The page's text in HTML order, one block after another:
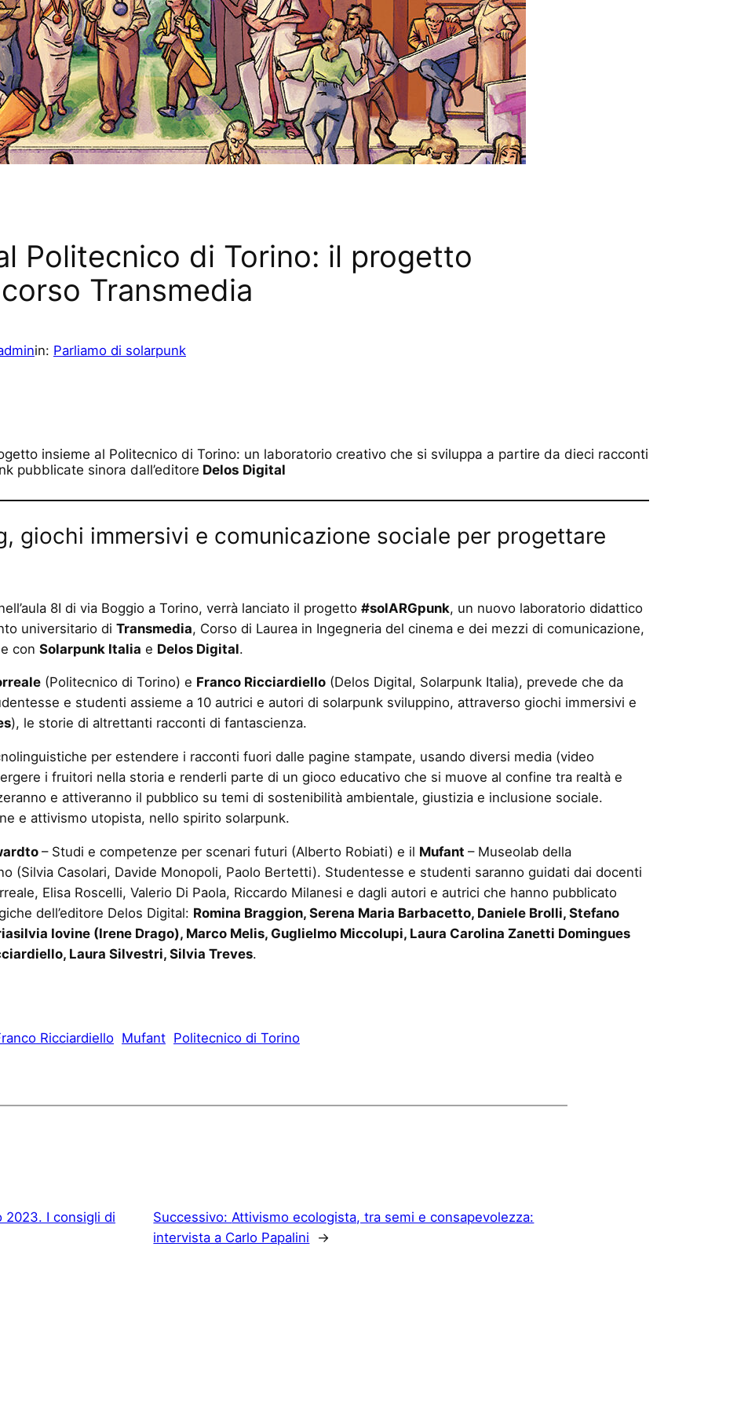
Politecnico di Torino: il progetto
Transmedia
in: Parliamo di solarpunk
insieme al Politecnico di Torino: un laboratorio creativo che si sviluppa a partire da dieci racconti
pubblicate sinora dall’editore Delos Digital
giochi immersivi e comunicazione sociale per progettare
8I di via Boggio a Torino, verrà lanciato il progetto #solARGpunk, un nuovo laboratorio didattico
universitario di Transmedia, Corso di Laurea in Ingegneria del cinema e dei mezzi di comunicazione,
con Solarpunk Italia e Delos Digital.
(Politecnico di Torino) e Franco Ricciardiello (Delos Digital, Solarpunk Italia), prevede che da
e studenti assieme a 10 autrici e autori di solarpunk sviluppino, attraverso giochi immersivi e
), le storie di altrettanti racconti di fantascienza.
per estendere i racconti fuori dalle pagine stampate, usando diversi media (video
i fruitori nella storia e renderli parte di un gioco educativo che si muove al confine tra realtà e
e attiveranno il pubblico su temi di sostenibilità ambientale, giustizia e inclusione sociale.
e attivismo utopista, nello spirito solarpunk.
– Studi e competenze per scenari futuri (Alberto Robiati) e il Mufant – Museolab della
(Silvia Casolari, Davide Monopoli, Paolo Bertetti). Studentesse e studenti saranno guidati dai docenti
Elisa Roscelli, Valerio Di Paola, Riccardo Milanesi e dagli autori e autrici che hanno pubblicato
dell’editore Delos Digital: Romina Braggion, Serena Maria Barbacetto, Daniele Brolli, Stefano
Iovine (Irene Drago), Marco Melis, Guglielmo Miccolupi, Laura Carolina Zanetti Domingues
Laura Silvestri, Silvia Treves.
Ricciardiello Mufant Politecnico di Torino
2023. I consigli di
Successivo:Attivismo ecologista, tra semi e consapevolezza:
intervista a Carlo Papalini
→